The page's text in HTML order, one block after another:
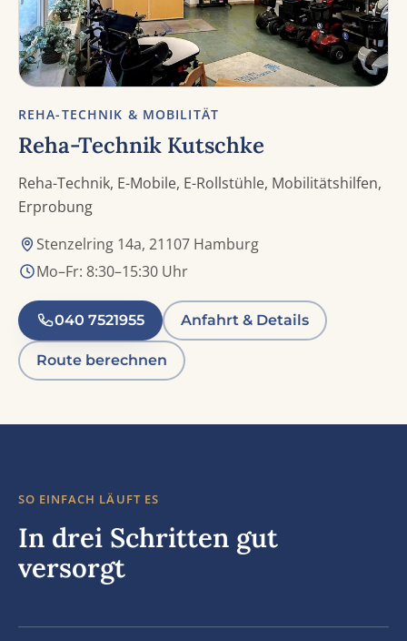
REHA-TECHNIK & MOBILITÄT
Reha-Technik Kutschke
Reha-Technik, E-Mobile, E-Rollstühle, Mobilitätshilfen,
Erprobung
Stenzelring 14a, 21107 Hamburg
Mo–Fr: 8:30–15:30 Uhr
040 7521955 Anfahrt & Details
Route berechnen
SO EINFACH LÄUFT ES
In drei Schritten gut
versorgt